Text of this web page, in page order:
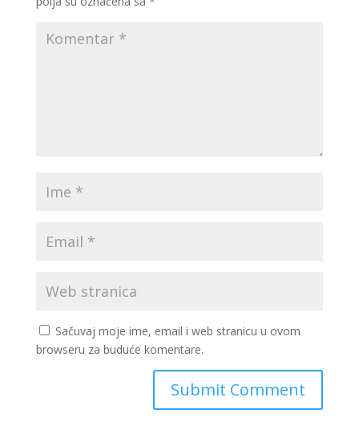
Sačuvaj moje ime, email i web stranicu u ovom
browseru za buduće komentare.